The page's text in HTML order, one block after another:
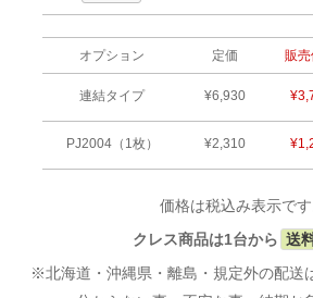
オプション 定価 販
連結タイプ ¥6,930
PJ2004（1枚） ¥2,310
価格は税込み表示です
クレス商品は1台から 送
※北海道・沖縄県・離島・規定外の配送